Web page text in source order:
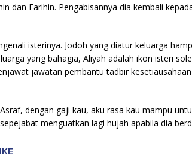
dan Farihin. Pengabisannya dia kembali
isterinya. Jodoh yang diatur keluarga
yang bahagia, Aliyah adalah ikon isteri
jawatan pembantu tadbir
dengan gaji kau, aku rasa kau mampu
menguatkan lagi hujah apabila dia